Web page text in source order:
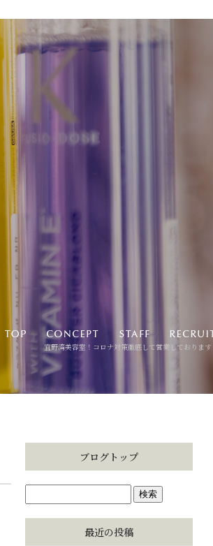
宜野湾美容室！コロナ対策徹底して営業しておりま
ブログトップ
最近の投稿